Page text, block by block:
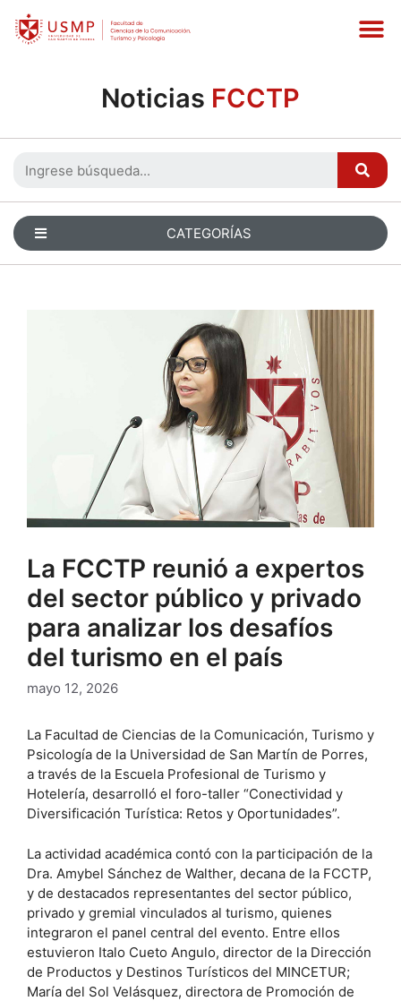
Noticias FCCTP
CATEGORÍAS
La FCCTP reunió a expertos
del sector público y privado
para analizar los desafíos
del turismo en el país
mayo 12, 2026
La Facultad de Ciencias de la Comunicación, Turismo y
Psicología de la Universidad de San Martín de Porres,
a través de la Escuela Profesional de Turismo y
Hotelería, desarrolló el foro-taller “Conectividad y
Diversificación Turística: Retos y Oportunidades”.
La actividad académica contó con la participación de la
Dra. Amybel Sánchez de Walther, decana de la FCCTP,
y de destacados representantes del sector público,
privado y gremial vinculados al turismo, quienes
integraron el panel central del evento. Entre ellos
estuvieron Italo Cueto Angulo, director de la Dirección
de Productos y Destinos Turísticos del MINCETUR;
María del Sol Velásquez, directora de Promoción de